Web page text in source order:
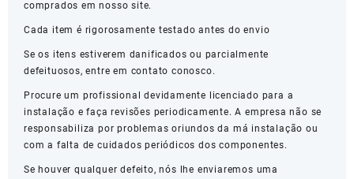
comprados em nosso site.
Cada item é rigorosamente testado antes do envio
Se os itens estiverem danificados ou parcialmente
defeituosos, entre em contato conosco.
Procure um profissional devidamente licenciado para a
instalação e faça revisões periodicamente. A empresa não se
responsabiliza por problemas oriundos da má instalação ou
com a falta de cuidados periódicos dos componentes.
Se houver qualquer defeito, nós lhe enviaremos uma